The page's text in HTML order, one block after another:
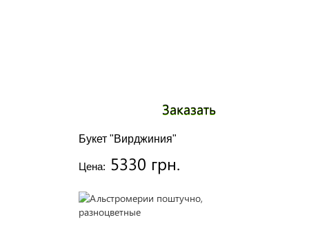
Букет "Вирджиния"
Цена: 5330 грн.
Заказать